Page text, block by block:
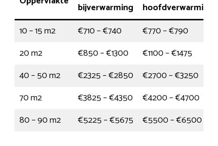
bijverwarming
hoofdverwarming
10 – 15 m2
€710 – €740
€770 – €790
20 m2
€850 – €1300
€1100 – €1475
40 – 50 m2
€2325 – €2850
€2700 – €3250
70 m2
€3825 – €4350
€4200 – €4700
80 – 90 m2
€5225 – €5675 €5500 – €6500